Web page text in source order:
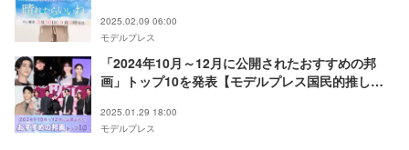
2025.02.09 06:00
モデルプレス
「2024年10月～12月に公開されたおすすめの邦
画」トップ10を発表【モデルプレス国民的推しラ
2025.01.29 18:00
モデルプレス